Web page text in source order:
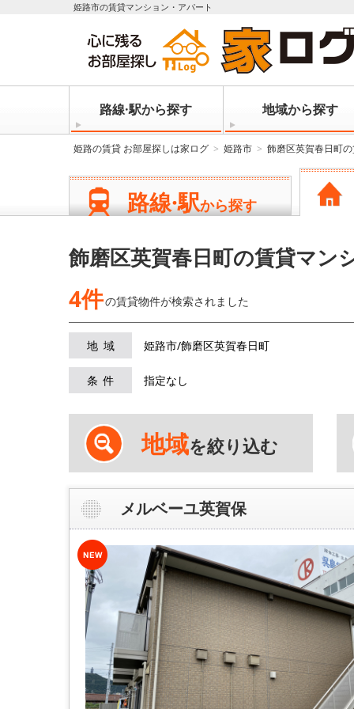
姫路市の賃貸マンション・アパート
路線·駅から探す 地域から探す
姫路の賃貸 お部屋探しは家ログ 姫路市 飾磨区英賀春日町
路線·駅から探す
飾磨区英賀春日町の賃貸マン
4件の賃貸物件が検索されました
地域 姫路市/飾磨区英賀春日町
条件 指定なし
地域を絞り込む
メルベーユ英賀保